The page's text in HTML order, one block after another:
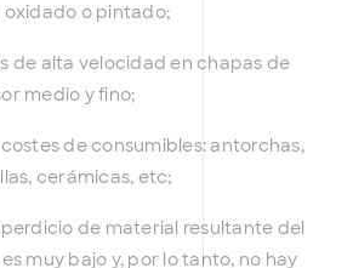
oxidado o pintado;
de alta velocidad en chapas de
medio y fino;
costes de consumibles: antorchas,
cerámicas, etc;
de material resultante del
muy bajo y, por lo tanto, no hay